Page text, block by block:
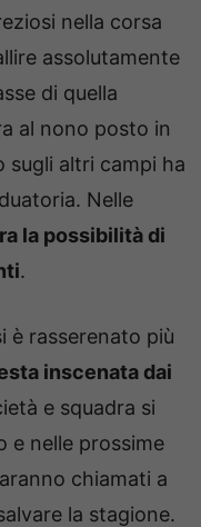
nella corsa
assolutamente
di quella
al nono posto in
sugli altri campi ha
Nelle
la possibilità di
.
è rasserenato più
inscenata dai
e squadra si
e nelle prossime
chiamati a
la stagione.